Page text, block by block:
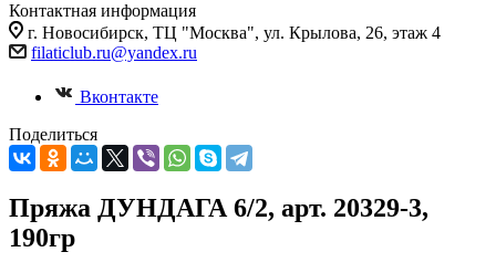
Контактная информация
г. Новосибирск, ТЦ "Москва", ул. Крылова, 26, этаж 4
filaticlub.ru@yandex.ru
Вконтакте
Поделиться
Пряжа ДУНДАГА 6/2, арт. 20329-3,
190гр